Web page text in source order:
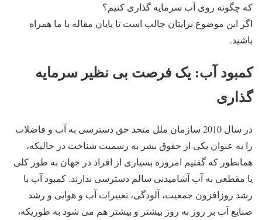
که چگونه روی آب سرمایه گذاری کنیم؟
اگر این موضوع برایتان جالب است تا پایان مقاله با ما همراه
باشید.
کمبود آب: یک فرصت بی نظیر سرمایه
گذاری
در سال 2010 سازمان ملل متحد حق دسترسی به آب و فاضلاب
را به عنوان یکی از حقوق بشر به رسمیت شناخت در حالیکه،
همانطور که گفتیم امروزه بسیاری از افراد در جهان به طور کلی
یا مقطعی به آب آشامیدنی سالم دسترسی ندارند. کمبود آب با
رشد روزافزون جمعیت، آلودگی، تغییرات آب و هوایی و رشد
صنایع آب بر روز به روز بیشتر و بیشتر هم می شود به طوریکه،